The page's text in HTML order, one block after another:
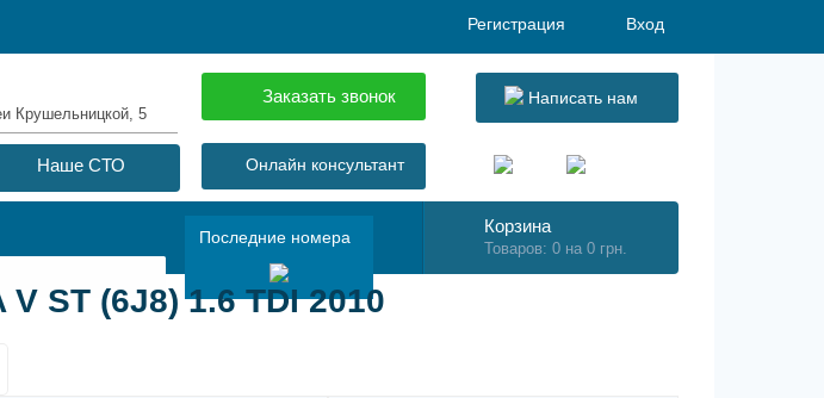
Регистрация Вход
Крушельницкой, 5
Наше СТО
Написать нам
Заказать звонок
Онлайн консультант
Последние номера
Корзина
Товаров: 0 на 0 грн.
ST (6J8) 1.6 TDI 2010